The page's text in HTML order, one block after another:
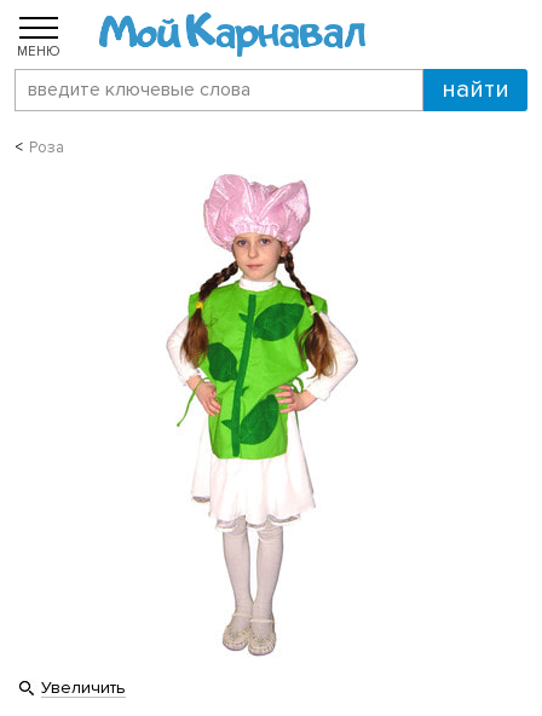
МЕНЮ
Роза
Увеличить